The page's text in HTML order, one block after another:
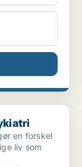
en forskel
liv som